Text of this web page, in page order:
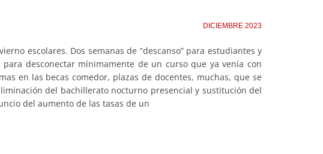
DICIEMBRE 2023
escolares. Dos semanas de “descanso” para estudiantes y
desconectar mínimamente de un curso que ya venía con
en las becas comedor, plazas de docentes, muchas, que se
del bachillerato nocturno presencial y sustitución del
del aumento de las tasas de un